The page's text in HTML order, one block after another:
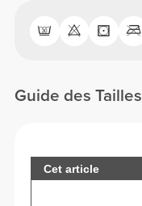
Guide des Tailles
Cet article